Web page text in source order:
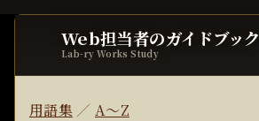
Web担当者のガイドブック
Lab-ry Works Study
用語集／ A〜Z